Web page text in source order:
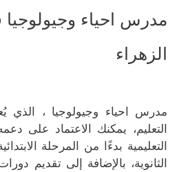
مدرس احياء
الزهراء
مدرس احياء وجيولوجيا ، الذي
التعليم، يمكنك الاعتماد على
التعليمية بدءًا من المرحلة
الثانوية، بالإضافة إلى تقديم